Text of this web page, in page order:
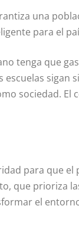
una
para el
tenga que
sigan
sociedad. El
para que
que prioriza
el